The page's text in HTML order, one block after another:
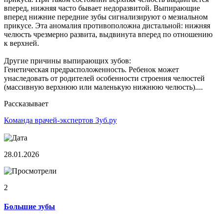
вперед, нижняя часто бывает недоразвитой. Выпирающие
вперед нижние передние зубы сигнализируют о мезиальном
прикусе. Эта аномалия противоположна дистальной: нижняя
челюсть чрезмерно развита, выдвинута вперед по отношению
к верхней.
Другие причины выпирающих зубов:
Генетическая предрасположенность. Ребенок может
унаследовать от родителей особенности строения челюстей
(массивную верхнюю или маленькую нижнюю челюсть)....
Рассказывает
Команда врачей-экспертов Зуб.ру
28.01.2026
2
Большие зубы